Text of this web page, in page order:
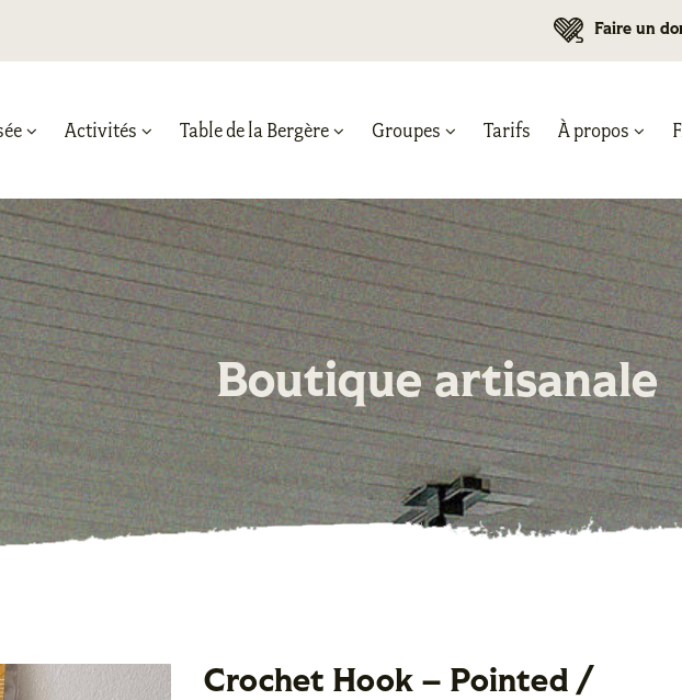
Faire un
Activités Table de la Bergère Groupes Tarifs À propos
Boutique artisanale
Crochet Hook – Pointed /